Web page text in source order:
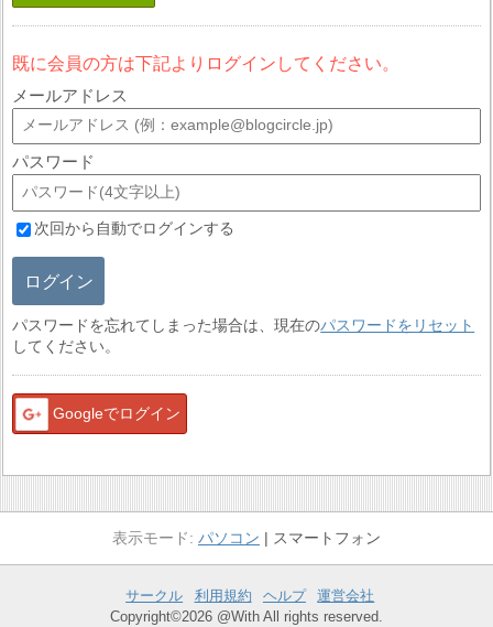
既に会員の方は下記よりログインしてください。
メールアドレス
パスワード
次回から自動でログインする
ログイン
パスワードを忘れてしまった場合は、現在のパスワードをリセット
してください。
Googleでログイン
パソコン スマートフォン
サークル 利用規約 ヘルプ
運営会社
Copyright©2026 @With All rights reserved.